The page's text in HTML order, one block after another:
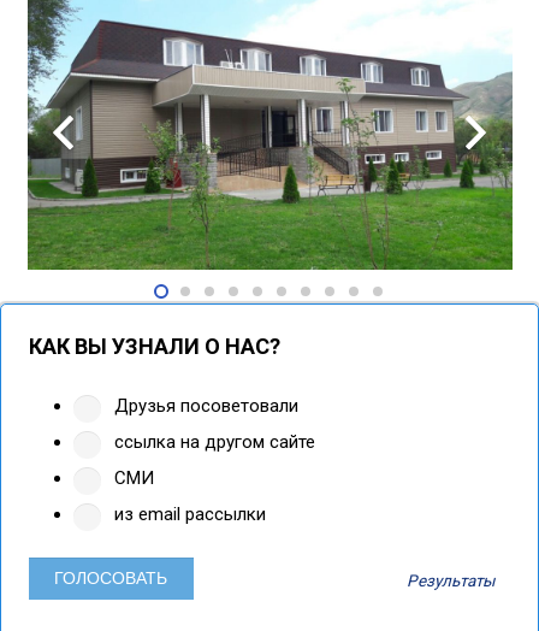
КАК ВЫ УЗНАЛИ О НАС?
Друзья посоветовали
ссылка на другом сайте
СМИ
из email рассылки
Результаты